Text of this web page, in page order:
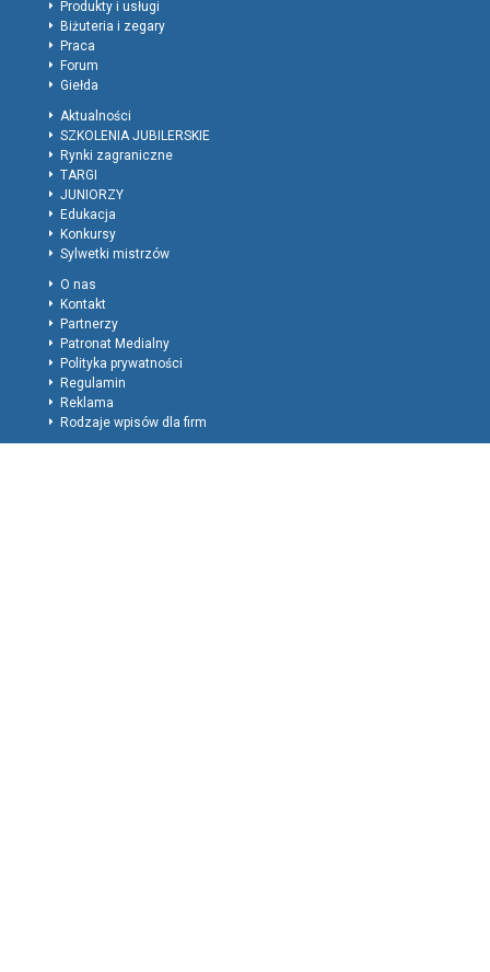
Produkty i usługi
Biżuteria i zegary
Praca
Forum
Giełda
Aktualności
SZKOLENIA JUBILERSKIE
Rynki zagraniczne
TARGI
JUNIORZY
Edukacja
Konkursy
Sylwetki mistrzów
O nas
Kontakt
Partnerzy
Patronat Medialny
Polityka prywatności
Regulamin
Reklama
Rodzaje wpisów dla firm